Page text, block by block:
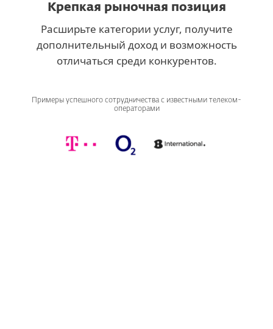
Крепкая рыночная позиция
Расширьте категории услуг, получите
дополнительный доход и возможность
отличаться среди конкурентов.
Примеры успешного сотрудничества с известными телеком-
операторами